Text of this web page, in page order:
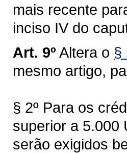
mais recente
inciso IV do
Art. 9º Altera o §
mesmo artigo,
§ 2º Para os
superior a 5.000
serão exigidos